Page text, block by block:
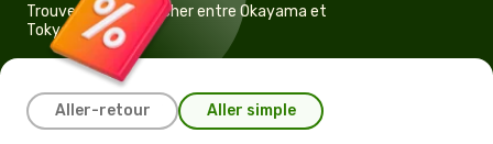
Trouvez un vol pas cher entre Okayama et
Tokyo
Aller-retour Aller simple